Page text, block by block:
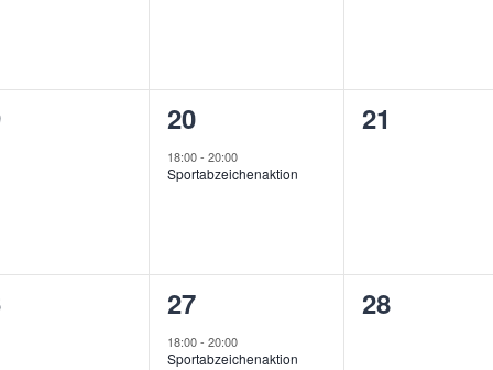
1
Veranstaltung,
20
18:00-20:00
Sportabzeichenaktion
0
21
1
Veranstaltung,
27
18:00-20:00
Sportabzeichenaktion
0
28